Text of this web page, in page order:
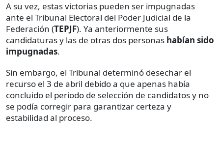
A su vez, estas victorias pueden ser impugnadas
ante el Tribunal Electoral del Poder Judicial de la
Federación (TEPJF). Ya anteriormente sus
candidaturas y las de otras dos personas habían sido
impugnadas.
Sin embargo, el Tribunal determinó desechar el
recurso el 3 de abril debido a que apenas había
concluido el periodo de selección de candidatos y no
se podía corregir para garantizar certeza y
estabilidad al proceso.